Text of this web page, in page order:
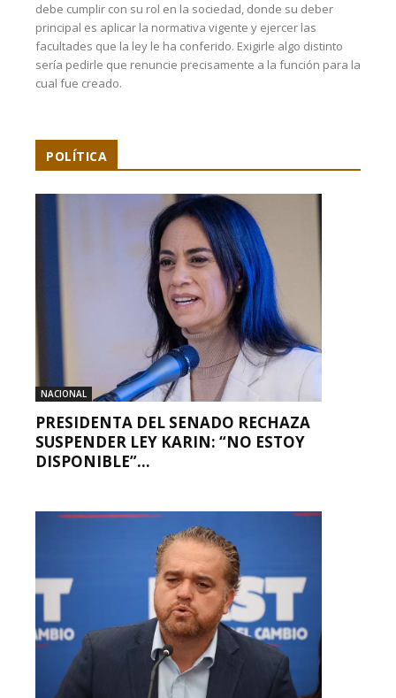
debe cumplir con su rol en la sociedad, donde su deber
principal es aplicar la normativa vigente y ejercer las
facultades que la ley le ha conferido. Exigirle algo distinto
sería pedirle que renuncie precisamente a la función para la
cual fue creado.
POLÍTICA
NACIONAL
PRESIDENTA DEL SENADO RECHAZA
SUSPENDER LEY KARIN: “NO ESTOY
DISPONIBLE”...